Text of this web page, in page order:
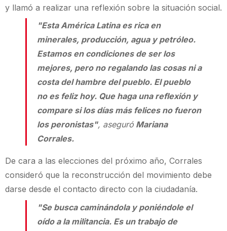
y llamó a realizar una reflexión sobre la situación social.
"Esta América Latina es rica en
minerales, producción, agua y petróleo.
Estamos en condiciones de ser los
mejores, pero no regalando las cosas ni a
costa del hambre del pueblo. El pueblo
no es feliz hoy. Que haga una reflexión y
compare si los días más felices no fueron
los peronistas", aseguró Mariana
Corrales.
De cara a las elecciones del próximo año, Corrales
consideró que la reconstrucción del movimiento debe
darse desde el contacto directo con la ciudadanía.
"Se busca caminándola y poniéndole el
oído a la militancia. Es un trabajo de